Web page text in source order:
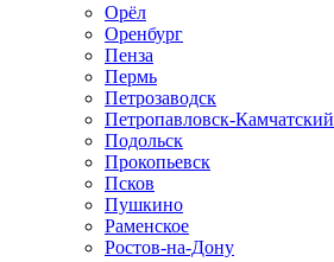
Орёл
Оренбург
Пенза
Пермь
Петрозаводск
Петропавловск-Камчатский
Подольск
Прокопьевск
Псков
Пушкино
Раменское
Ростов-на-Дону